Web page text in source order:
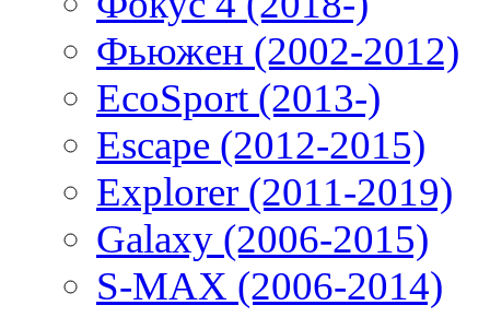
Фьюжен (2002-2012)
EcoSport (2013-)
Escape (2012-2015)
Explorer (2011-2019)
Galaxy (2006-2015)
S-MAX (2006-2014)